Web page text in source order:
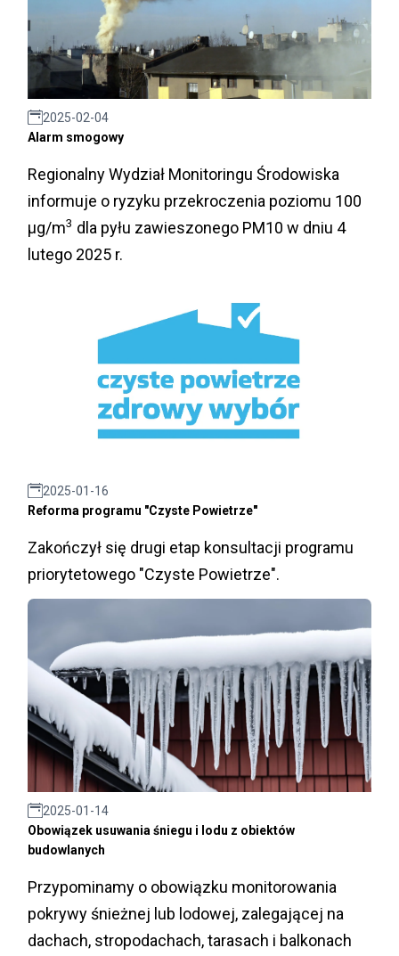
2025-02-04
Alarm smogowy
Regionalny Wydział Monitoringu Środowiska
informuje o ryzyku przekroczenia poziomu 100
µg/m3 dla pyłu zawieszonego PM10 w dniu 4
lutego 2025 r.
2025-01-16
Reforma programu "Czyste Powietrze"
Zakończył się drugi etap konsultacji programu
priorytetowego "Czyste Powietrze".
2025-01-14
Obowiązek usuwania śniegu i lodu z obiektów
budowlanych
Przypominamy o obowiązku monitorowania
pokrywy śnieżnej lub lodowej, zalegającej na
dachach, stropodachach, tarasach i balkonach